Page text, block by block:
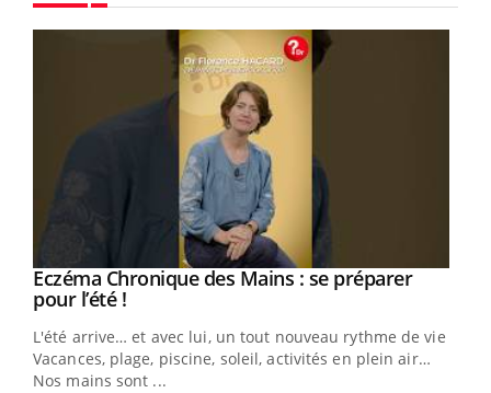
Youtube
Eczéma Chronique des Mains : se préparer
pour l’été !Youtube
L'été arrive… et avec lui, un tout nouveau rythme de vie !
Vacances, plage, piscine, soleil, activités en plein air…
Nos mains sont ...